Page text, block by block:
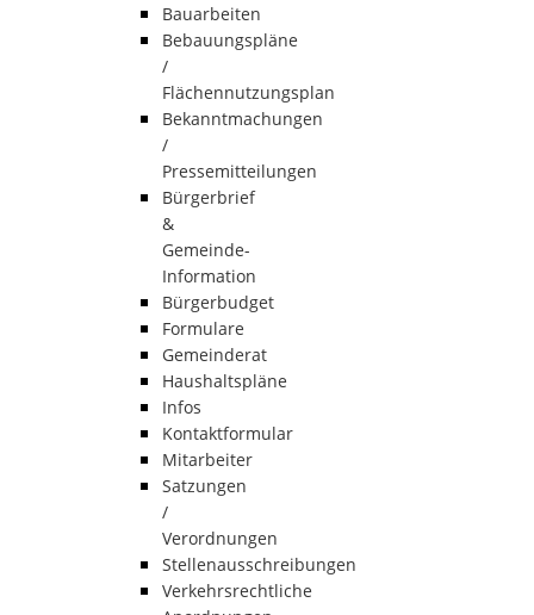
Bauarbeiten
Bebauungspläne
/
Flächennutzungsplan
Bekanntmachungen
/
Pressemitteilungen
Bürgerbrief
&
Gemeinde-
Information
Bürgerbudget
Formulare
Gemeinderat
Haushaltspläne
Infos
Kontaktformular
Mitarbeiter
Satzungen
/
Verordnungen
Stellenausschreibungen
Verkehrsrechtliche